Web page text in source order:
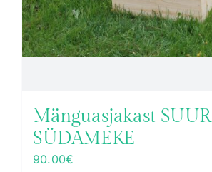
Mänguasjakast SUUR
SÜDAMEKE
90.00€